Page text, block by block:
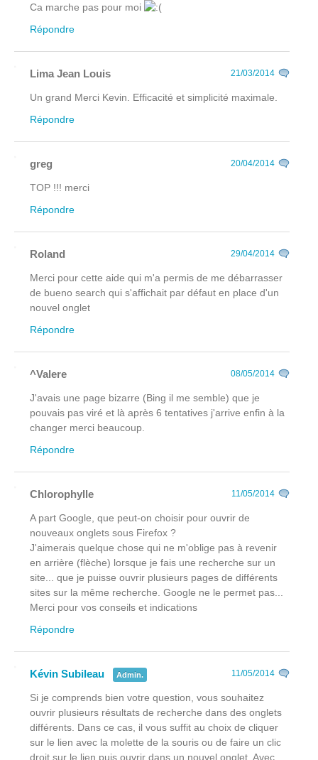
Ca marche pas pour moi
Répondre
Lima Jean Louis 21/03/2014
Un grand Merci Kevin. Efficacité et simplicité maximale.
Répondre
greg 20/04/2014
TOP !!! merci
Répondre
Roland 29/04/2014
Merci pour cette aide qui m'a permis de me débarrasser
de bueno search qui s'affichait par défaut en place d'un
nouvel onglet
Répondre
^Valere 08/05/2014
J'avais une page bizarre (Bing il me semble) que je
pouvais pas viré et là après 6 tentatives j'arrive enfin à la
changer merci beaucoup.
Répondre
Chlorophylle 11/05/2014
A part Google, que peut-on choisir pour ouvrir de
nouveaux onglets sous Firefox ?
J'aimerais quelque chose qui ne m'oblige pas à revenir
en arrière (flèche) lorsque je fais une recherche sur un
site... que je puisse ouvrir plusieurs pages de différents
sites sur la même recherche. Google ne le permet pas...
Merci pour vos conseils et indications
Répondre
Kévin Subileau Admin. 11/05/2014
Si je comprends bien votre question, vous souhaitez
ouvrir plusieurs résultats de recherche dans des onglets
différents. Dans ce cas, il vous suffit au choix de cliquer
sur le lien avec la molette de la souris ou de faire un clic
droit sur le lien puis ouvrir dans un nouvel onglet. Avec